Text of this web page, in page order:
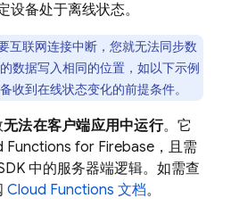
设备处于离线状态。
互联网连接中断，您就无法同步数
数据写入相同的位置，如以下示例
收到在线状态变化的前提条件。
无法在客户端应用中运行。它
Functions for Firebase ，且需
中的服务器端逻辑。如需查
Cloud Functions 文档。